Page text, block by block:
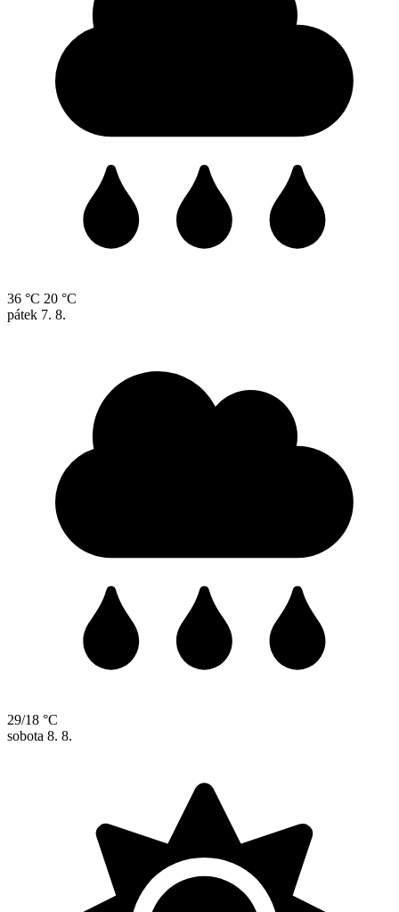
36 °C 20 °C
pátek 7. 8.
29/18 °C
sobota 8. 8.